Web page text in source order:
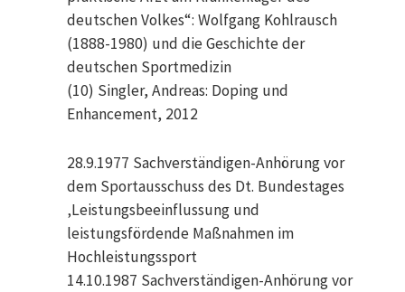
deutschen Volkes“: Wolfgang Kohlrausch
(1888-1980) und die Geschichte der
deutschen Sportmedizin
(10) Singler, Andreas: Doping und
Enhancement, 2012
28.9.1977 Sachverständigen-Anhörung vor
dem Sportausschuss des Dt. Bundestages
‚Leistungsbeeinflussung und
leistungsfördende Maßnahmen im
Hochleistungssport
14.10.1987 Sachverständigen-Anhörung vor